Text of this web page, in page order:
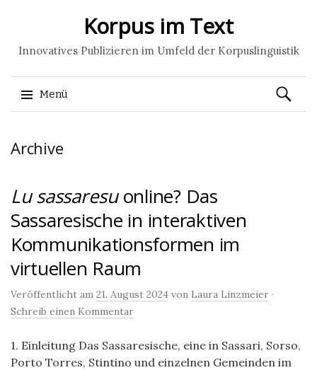
Korpus im Text
Innovatives Publizieren im Umfeld der Korpuslinguistik
Menü
zum
Suchen
nach:
Archive
Lu sassaresuonline? Das
Sassaresische in interaktiven
Kommunikationsformen im
virtuellen Raum
Veröffentlicht am 21. August 2024 von Laura Linzmeier ·
Schreib einen Kommentar
1. Einleitung Das Sassaresische, eine in Sassari, Sorso,
Porto Torres, Stintino und einzelnen Gemeinden im